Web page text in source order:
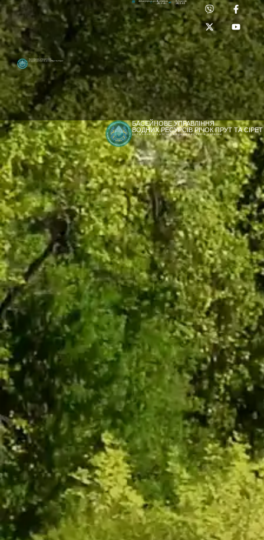
[newyear_garland]
Басейнове управління
водних ресурсів річок Прут та Сірет
Лабораторія:
(0372) 53-92-00
dpbuvr@dpbuvr.gov.uaПриймальня:
(0372) 51-14-56
БАСЕЙНОВЕ УПРАВЛІННЯ
ВОДНИХ РЕСУРСІВ РІЧОК ПРУТ ТА СІРЕТ
ДЕРЖАВНЕ АГЕНТСТВО ВОДНИХ РЕСУРСІВ УКРАЇНИ